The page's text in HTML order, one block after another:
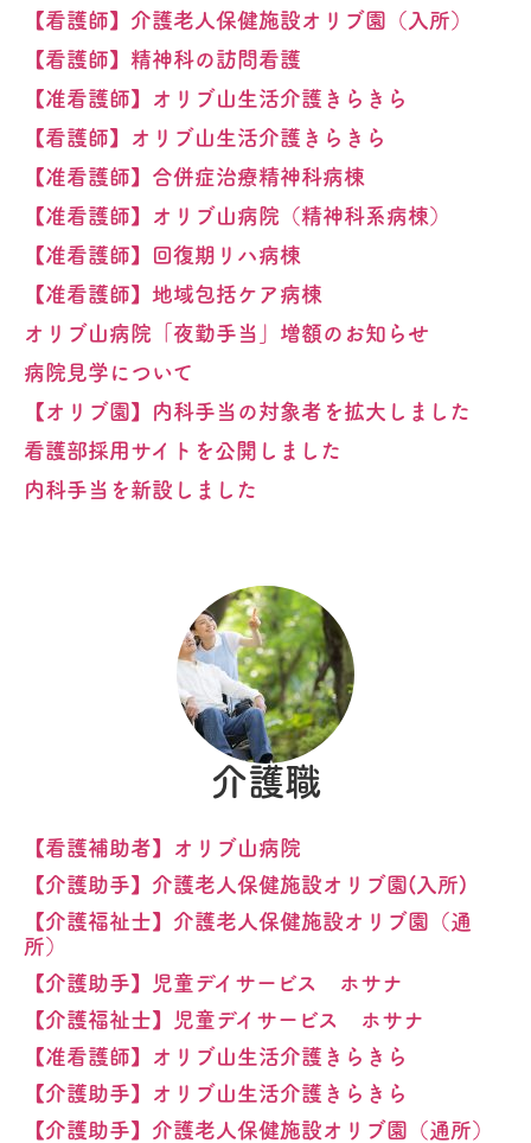
【看護師】介護老人保健施設オリブ園（入所）
【看護師】精神科の訪問看護
【准看護師】オリブ山生活介護きらきら
【看護師】オリブ山生活介護きらきら
【准看護師】合併症治療精神科病棟
【准看護師】オリブ山病院（精神科系病棟）
【准看護師】回復期リハ病棟
【准看護師】地域包括ケア病棟
オリブ山病院「夜勤手当」増額のお知らせ
病院見学について
【オリブ園】内科手当の対象者を拡大しました
看護部採用サイトを公開しました
内科手当を新設しました
介護職
【看護補助者】オリブ山病院
【介護助手】介護老人保健施設オリブ園(入所)
【介護福祉士】介護老人保健施設オリブ園（通
所）
【介護助手】児童デイサービス ホサナ
【介護福祉士】児童デイサービス ホサナ
【准看護師】オリブ山生活介護きらきら
【介護助手】オリブ山生活介護きらきら
【介護助手】介護老人保健施設オリブ園（通所）